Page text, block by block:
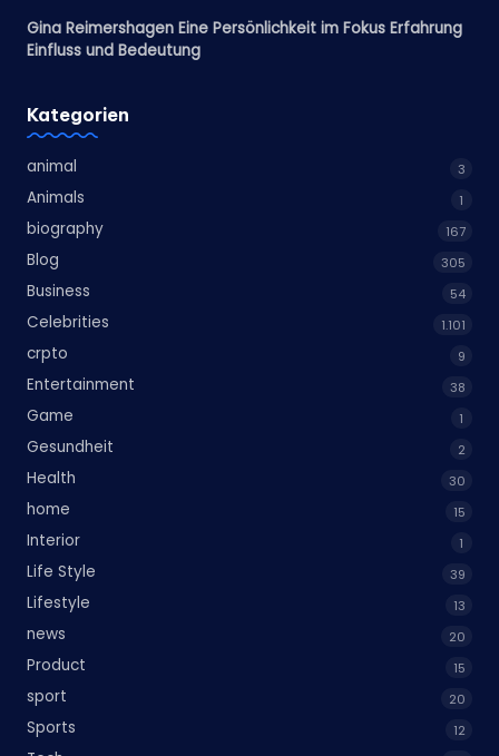
Gina Reimershagen Eine Persönlichkeit im Fokus Erfahrung
Einfluss und Bedeutung
Kategorien
animal 3
Animals 1
biography 167
Blog 305
Business 54
Celebrities 1.101
crpto 9
Entertainment 38
Game 1
Gesundheit 2
Health 30
home 15
Interior 1
Life Style 39
Lifestyle 13
news 20
Product 15
sport 20
Sports 12